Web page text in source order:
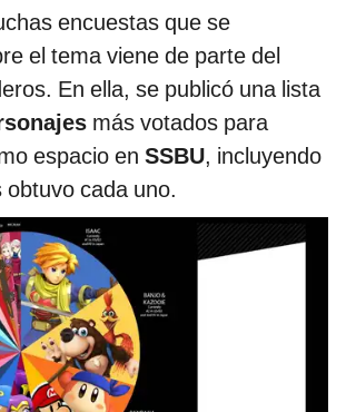
encuestas que se
el tema viene de parte del
En ella, se publicó una lista
más votados para
espacio en SSBU, incluyendo
cada uno.